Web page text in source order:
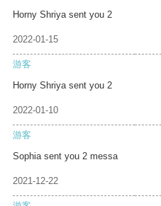
Horny Shriya sent you 2
2022-01-15
游客
Horny Shriya sent you 2
2022-01-10
游客
Sophia sent you 2 messa
2021-12-22